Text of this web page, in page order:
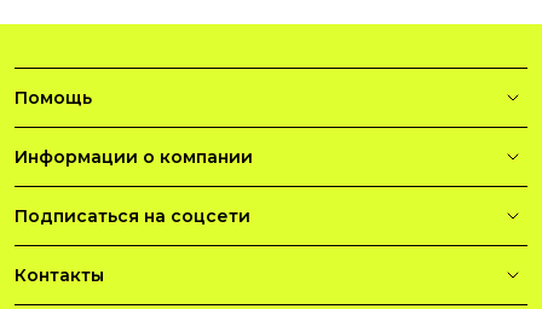
Помощь
Информации о компании
Подписаться на соцсети
Контакты